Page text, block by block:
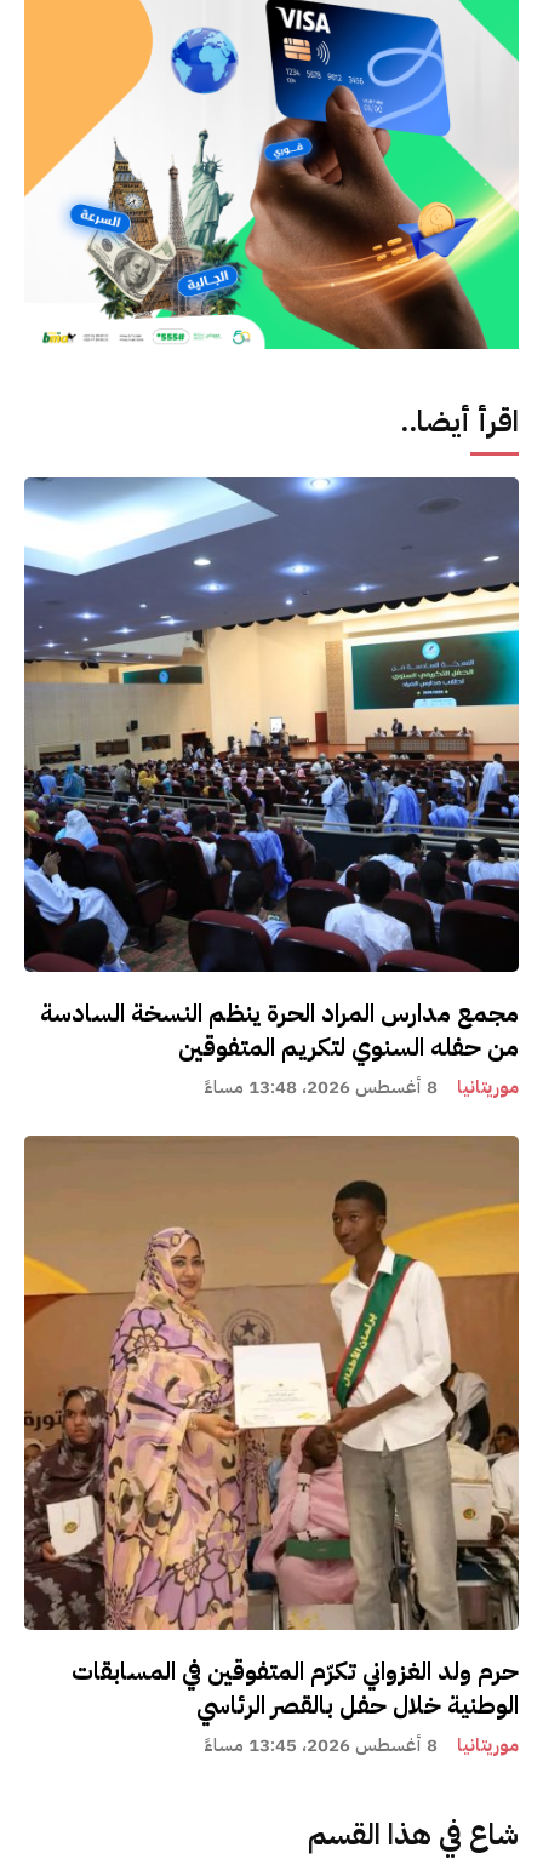
اقرأ أيضا..
مجمع مدارس المراد الحرة ينظم النسخة السادسة
من حفله السنوي لتكريم المتفوقين
موريتانيا 8 أغسطس 2026، 13:48 مساءً
حرم ولد الغزواني تكرّم المتفوقين في المسابقات
الوطنية خلال حفل بالقصر الرئاسي
موريتانيا 8 أغسطس 2026، 13:45 مساءً
شاع في هذا القسم